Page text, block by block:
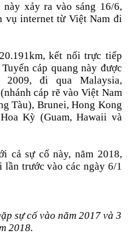
xảy ra vào sáng 16/6,
vụ internet từ Việt Nam đi
kết nối trực tiếp
cáp quang này được
đi qua Malaysia,
cáp rẽ vào Việt Nam
Tàu), Brunei, Hong Kong
Kỳ (Guam, Hawaii và
cả sự cố này, năm 2018,
lần trước vào các ngày 6/1
sự cố vào năm 2017 và 3
2018.